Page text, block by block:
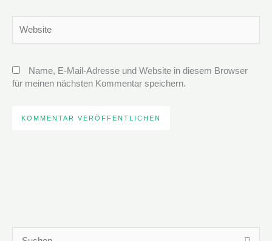
Name, E-Mail-Adresse und Website in diesem Browser
für meinen nächsten Kommentar speichern.